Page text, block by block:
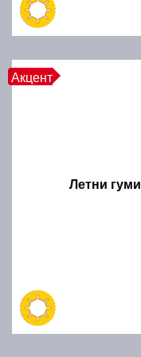
балансировка и
Неравномерното
гуми.
Как да се
Проверявайте
на протектора и
рязко спиране и
това води до по-
гумите от кал и
Как се
летни гуми?
Акцент
Летни